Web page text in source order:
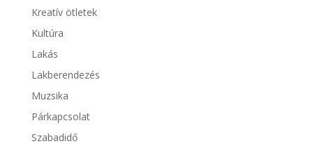
Kreatív ötletek
Kultúra
Lakás
Lakberendezés
Muzsika
Párkapcsolat
Szabadidő